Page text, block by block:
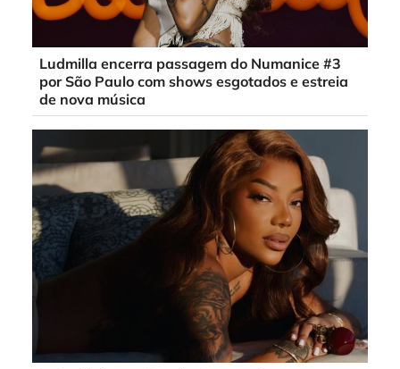
Ludmilla encerra passagem do Numanice #3
por São Paulo com shows esgotados e estreia
de nova música